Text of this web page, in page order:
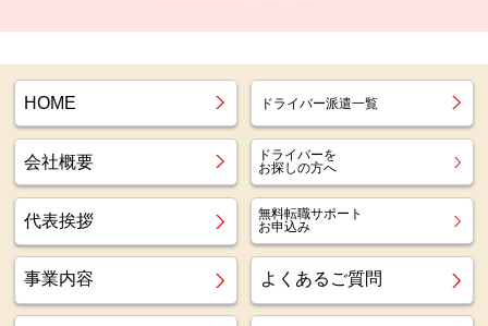
HOME ドライバー派遣一覧
会社概要
ドライバーを
お探しの方へ
代表挨拶
無料転職サポート
お申込み
事業内容 よくあるご質問